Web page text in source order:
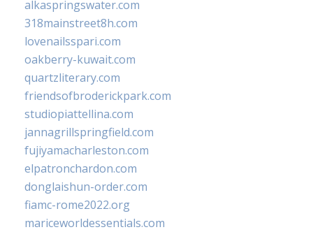
alkaspringswater.com
318mainstreet8h.com
lovenailsspari.com
oakberry-kuwait.com
quartzliterary.com
friendsofbroderickpark.com
studiopiattellina.com
jannagrillspringfield.com
fujiyamacharleston.com
elpatronchardon.com
donglaishun-order.com
fiamc-rome2022.org
mariceworldessentials.com